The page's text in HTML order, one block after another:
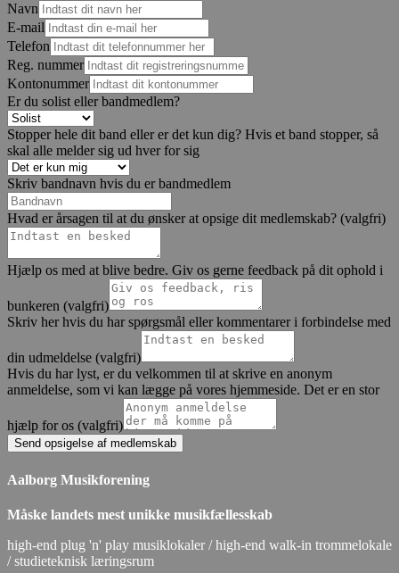
Navn
E-mail
Telefon
Reg. nummer
Kontonummer
Er du solist eller bandmedlem?
Stopper hele dit band eller er det kun dig? Hvis et band stopper, så
skal alle melder sig ud hver for sig
Skriv bandnavn hvis du er bandmedlem
Hvad er årsagen til at du ønsker at opsige dit medlemskab? (valgfri)
Hjælp os med at blive bedre. Giv os gerne feedback på dit ophold i
bunkeren (valgfri)
Skriv her hvis du har spørgsmål eller kommentarer i forbindelse med
din udmeldelse (valgfri)
Hvis du har lyst, er du velkommen til at skrive en anonym
anmeldelse, som vi kan lægge på vores hjemmeside. Det er en stor
hjælp for os (valgfri)
Send opsigelse af medlemskab
Aalborg Musikforening
Måske landets mest unikke musikfællesskab
high-end plug 'n' play musiklokaler / high-end walk-in trommelokale
/ studieteknisk læringsrum